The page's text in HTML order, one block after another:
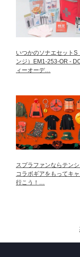
いつかのソナエセットS
ンジ）EM1-253-OR -
ィーオーデ…
スプラファンならテン
コラボギアをもってキ
行こう！…